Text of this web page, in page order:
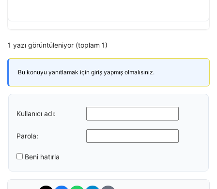
1 yazı görüntüleniyor (toplam 1)
Bu konuyu yanıtlamak için giriş yapmış olmalısınız.
Kullanıcı adı:
Parola:
Beni hatırla